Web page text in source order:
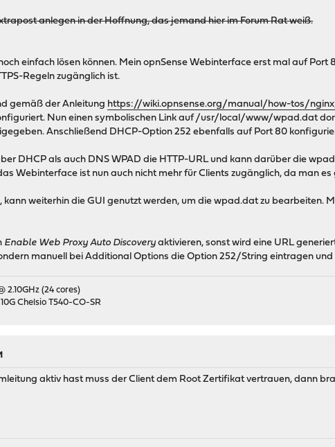
anlegen in der Hoffnung, das jemand hier im Forum Rat weiß.
einfach lösen können. Mein opnSense Webinterface erst mal auf
Regeln zugänglich ist.
gemäß der Anleitung https://wiki.opnsense.org/manual/how-tos/
Nun einen symbolischen Link auf /usr/local/www/wpad.dat
Anschließend DHCP-Option 252 ebenfalls auf Port 80
DHCP als auch DNS WPAD die HTTP-URL und kann darüber die
Webinterface ist nun auch nicht mehr für Clients zugänglich, da man
kann weiterhin die GUI genutzt werden, um die wpad.dat zu bearbeiten.
Enable Web Proxy Auto Discovery aktivieren, sonst wird eine URL
manuell bei Additional Options die Option 252/String eintragen
2.10GHz (24 cores)
Chelsio T540-CO-SR
aktiv hast muss der Client dem Root Zertifikat vertrauen, dann